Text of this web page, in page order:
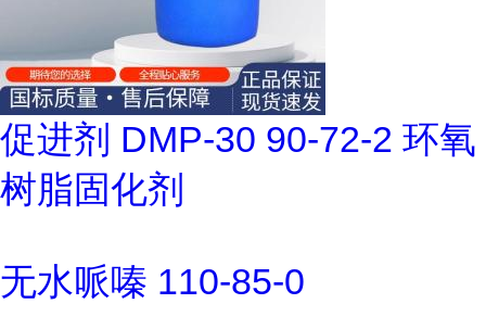
促进剂 DMP-30 90-72-2 环氧
树脂固化剂
无水哌嗪 110-85-0